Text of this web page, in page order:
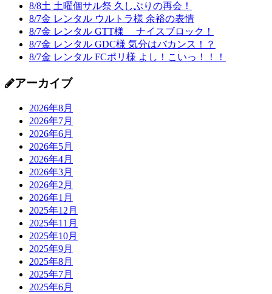
8/8土 土曜個サル祭 久しぶりの再会！
8/7金 レンタル ウルトラ様 余裕の表情
8/7金 レンタル GTT様 ナイスブロック！
8/7金 レンタル GDC様 気分はバカンス！？
8/7金 レンタル FCポリ様 よし！こいっ！！！
アーカイブ
2026年8月
2026年7月
2026年6月
2026年5月
2026年4月
2026年3月
2026年2月
2026年1月
2025年12月
2025年11月
2025年10月
2025年9月
2025年8月
2025年7月
2025年6月